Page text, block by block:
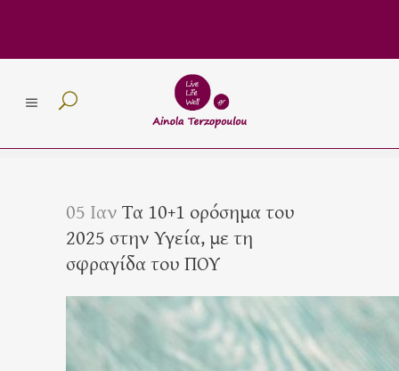
05 ΙανΤα 10+1 ορόσημα του
2025 στην Υγεία, με τη
σφραγίδα του ΠΟΥ